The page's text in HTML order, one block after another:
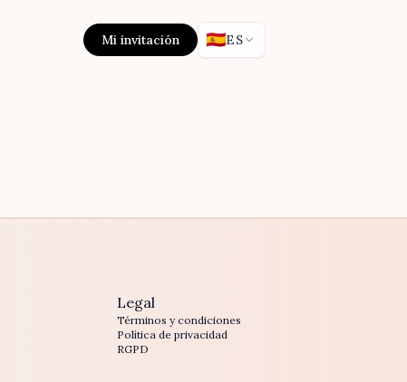
Mi invitación 🇪🇸ES
Legal
Términos y condiciones
Política de privacidad
RGPD